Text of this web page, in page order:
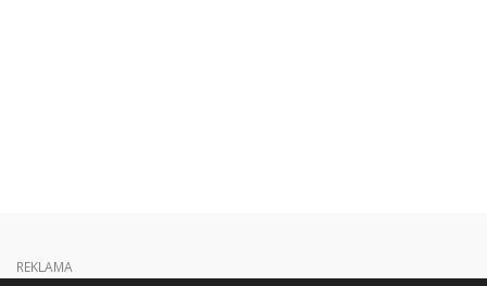
REKLAMA